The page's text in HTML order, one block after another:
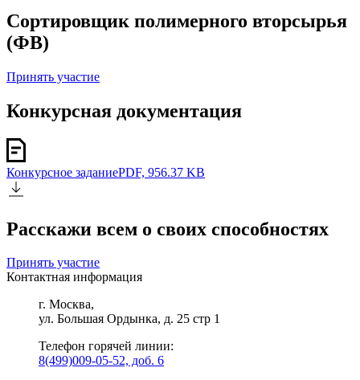
Сортировщик полимерного вторсырья
(ФВ)
Принять участие
Конкурсная документация
Конкурсное заданиеPDF, 956.37 KB
Расскажи всем о своих способностях
Принять участие
Контактная информация
г. Москва,
ул. Большая Ордынка, д. 25 стр 1
Телефон горячей линии:
8(499)009-05-52, доб. 6